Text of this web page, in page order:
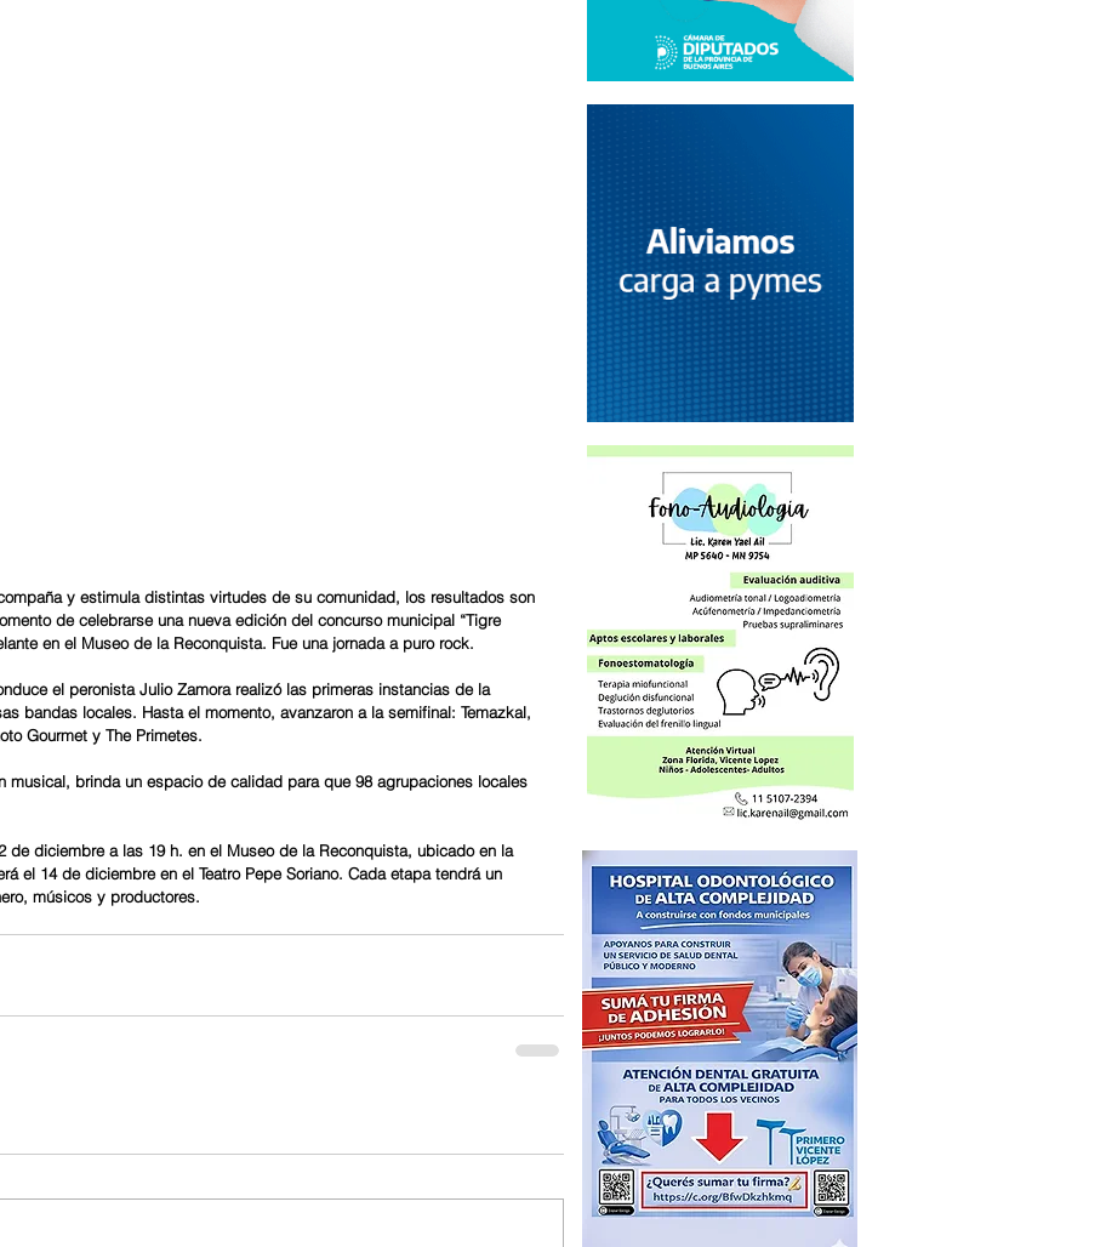
y estimula distintas virtudes de su comunidad, los resultados son
de celebrarse una nueva edición del concurso municipal “Tigre
en el Museo de la Reconquista. Fue una jornada a puro rock.
el peronista Julio Zamora realizó las primeras instancias de la
bandas locales. Hasta el momento, avanzaron a la semifinal: Temazkal,
Gourmet y The Primetes.
musical, brinda un espacio de calidad para que 98 agrupaciones locales
de diciembre a las 19 h. en el Museo de la Reconquista, ubicado en la
el 14 de diciembre en el Teatro Pepe Soriano. Cada etapa tendrá un
músicos y productores.